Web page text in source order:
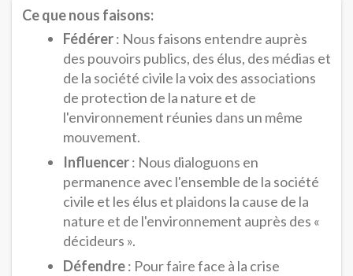
Ce que nous faisons:
Fédérer: Nous faisons entendre auprès
des pouvoirs publics, des élus, des médias et
de la société civile la voix des associations
de protection de la nature et de
l'environnement réunies dans un même
mouvement.
Influencer: Nous dialoguons en
permanence avec l'ensemble de la société
civile et les élus et plaidons la cause de la
nature et de l'environnement auprès des «
décideurs ».
Défendre: Pour faire face à la crise